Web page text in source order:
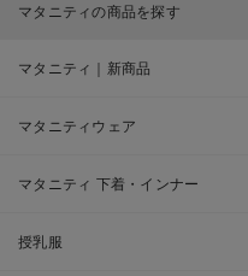
マタニティの商品を探す
マタニティ｜新商品
マタニティウェア
マタニティ 下着・インナー
授乳服